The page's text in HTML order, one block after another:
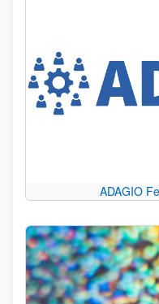
ADAGIO